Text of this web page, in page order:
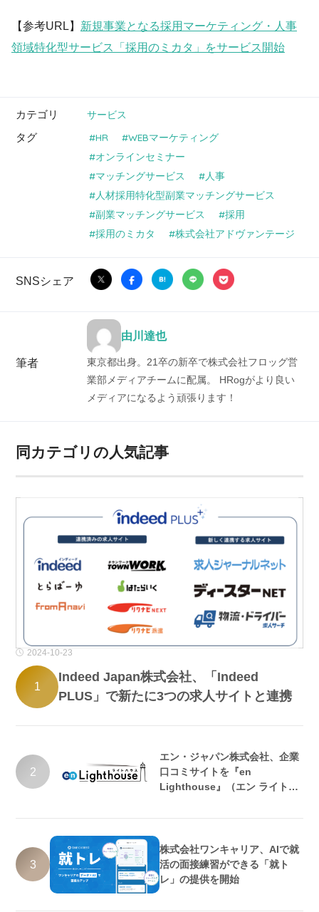
【参考URL】 新規事業となる採用マーケティング・人事
領域特化型サービス「採用のミカタ」をサービス開始
カテゴリ サービス
タグ HR
WEBマーケティング
オンラインセミナー
マッチングサービス
人事
人材採用特化型副業マッチングサービス
副業マッチングサービス
採用
採用のミカタ
株式会社アドヴァンテージ
SNSシェア
筆者
由川達也
東京都出身。21卒の新卒で株式会社フロッグ営
業部メディアチームに配属。 HRogがより良い
メディアになるよう頑張ります！
同カテゴリの人気記事
2024-10-23
1
Indeed Japan株式会社、「Indeed
PLUS」で新たに3つの求人サイトと連携
2
エン・ジャパン株式会社、企業
口コミサイトを『en
Lighthouse』（エン ライトハ
3
株式会社ワンキャリア、AIで就
活の面接練習ができる「就ト
レ」の提供を開始